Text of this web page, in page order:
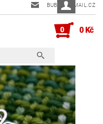
BUBUN@EMAIL.CZ
0 0 Kč